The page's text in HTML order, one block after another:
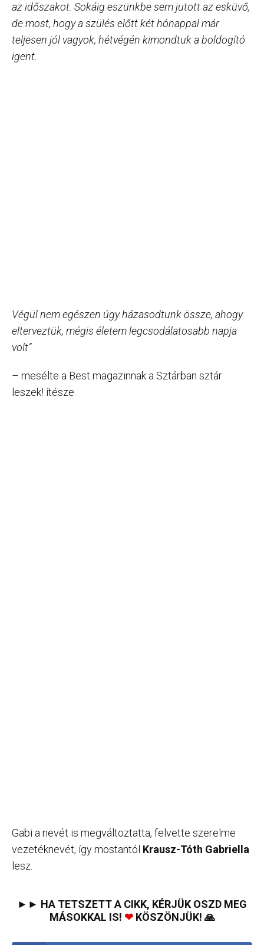
az időszakot. Sokáig eszünkbe sem jutott az esküvő,
de most, hogy a szülés előtt két hónappal már
teljesen jól vagyok, hétvégén kimondtuk a boldogító
igent.
Végül nem egészen úgy házasodtunk össze, ahogy
elterveztük, mégis életem legcsodálatosabb napja
volt”
– mesélte a Best magazinnak a Sztárban sztár
leszek! ítésze.
Gabi a nevét is megváltoztatta, felvette szerelme
vezetéknevét, így mostantól Krausz-Tóth Gabriella
lesz.
►► HA TETSZETT A CIKK, KÉRJÜK OSZD MEG
MÁSOKKAL IS! ❤KÖSZÖNJÜK! 🙏